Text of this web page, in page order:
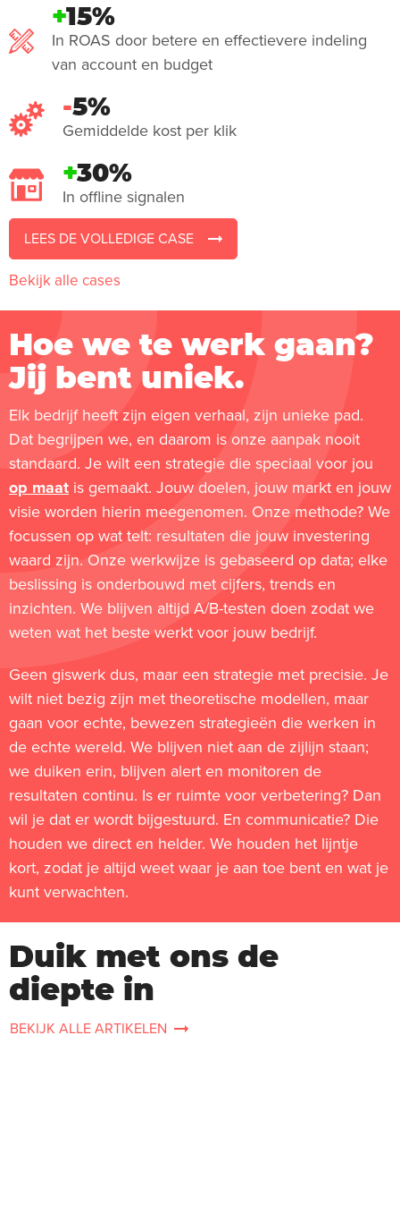
+15%
In ROAS door betere en effectievere indeling
van account en budget
-5%
Gemiddelde kost per klik
+30%
In offline signalen
LEES DE VOLLEDIGE CASE
Bekijk alle cases
Hoe we te werk gaan?
Jij bent uniek.
Elk bedrijf heeft zijn eigen verhaal, zijn unieke pad.
Dat begrijpen we, en daarom is onze aanpak nooit
standaard. Je wilt een strategie die speciaal voor jou
op maat is gemaakt. Jouw doelen, jouw markt en jouw
visie worden hierin meegenomen. Onze methode? We
focussen op wat telt: resultaten die jouw investering
waard zijn. Onze werkwijze is gebaseerd op data; elke
beslissing is onderbouwd met cijfers, trends en
inzichten. We blijven altijd A/B-testen doen zodat we
weten wat het beste werkt voor jouw bedrijf.
Geen giswerk dus, maar een strategie met precisie. Je
wilt niet bezig zijn met theoretische modellen, maar
gaan voor echte, bewezen strategieën die werken in
de echte wereld. We blijven niet aan de zijlijn staan;
we duiken erin, blijven alert en monitoren de
resultaten continu. Is er ruimte voor verbetering? Dan
wil je dat er wordt bijgestuurd. En communicatie? Die
houden we direct en helder. We houden het lijntje
kort, zodat je altijd weet waar je aan toe bent en wat je
kunt verwachten.
Duik met ons de
diepte in
BEKIJK ALLE ARTIKELEN